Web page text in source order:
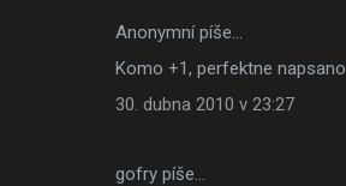
Anonymní píše…
Komo +1, perfektne napsano
30. dubna 2010 v 23:27
gofry píše…